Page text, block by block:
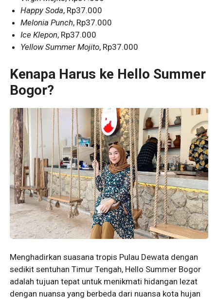
Happy Soda, Rp37.000
Melonia Punch, Rp37.000
Ice Klepon, Rp37.000
Yellow Summer Mojito, Rp37.000
Kenapa Harus ke Hello Summer
Bogor?
Menghadirkan suasana tropis Pulau Dewata dengan
sedikit sentuhan Timur Tengah, Hello Summer Bogor
adalah tujuan tepat untuk menikmati hidangan lezat
dengan nuansa yang berbeda dari nuansa kota hujan